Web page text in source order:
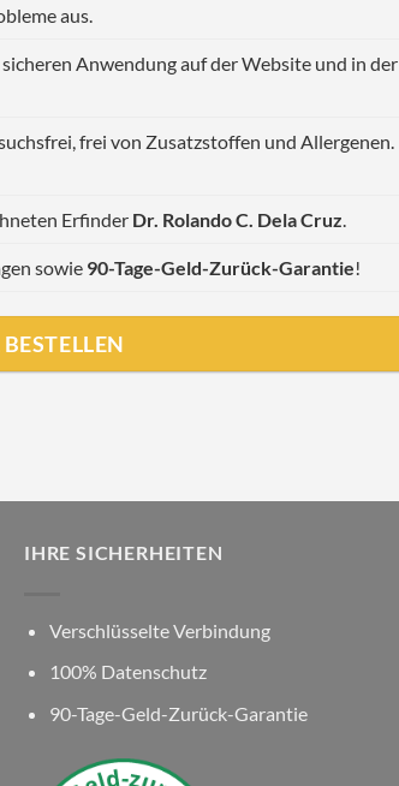
aus.
Anwendung auf der Website und in der
frei von Zusatzstoffen und Allergenen.
Erfinder Dr. Rolando C. Dela Cruz
sowie 90-Tage-Geld-Zurück-Garantie!
IHRE SICHERHEITEN
Verschlüsselte Verbindung
100% Datenschutz
90-Tage-Geld-Zurück-Garantie